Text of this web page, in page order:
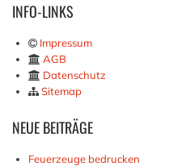
INFO-LINKS
Impressum
AGB
Datenschutz
Sitemap
NEUEBEITRÄGE
Feuerzeuge bedrucken